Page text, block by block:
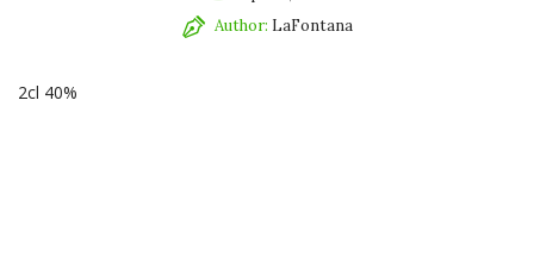
Author: LaFontana
2cl 40%